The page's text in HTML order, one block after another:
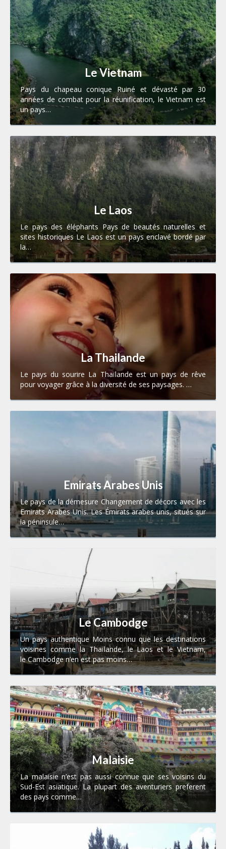
Le Vietnam
Pays du chapeau conique Ruiné et dévasté par 30
années de combat pour la réunification, le Vietnam est
un pays…
Le Laos
Le pays des éléphants Pays de beautés naturelles et
sites historiques Le Laos est un pays enclavé bordé par
la…
La Thailande
Le pays du sourire La Thaïlande est un pays de rêve
pour voyager grâce à la diversité de ses paysages. …
Emirats Arabes Unis
Le pays de la démesure Changement de décors avec les
Emirats Arabes Unis. Les Émirats arabes unis, situés sur
la péninsule…
Le Cambodge
Un pays authentique Moins connu que les destinations
voisines comme la Thaïlande, le Laos et le Vietnam,
le Cambodge n’en est pas moins…
Malaisie
La malaisie n’est pas aussi connue que ses voisins du
Sud-Est asiatique. La plupart des aventuriers preferent
des pays comme…